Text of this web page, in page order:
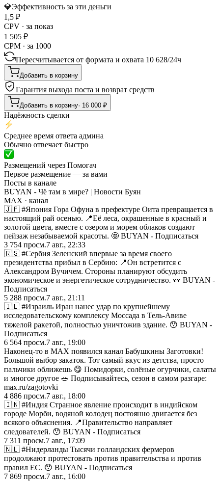
💎Эффективность за эти деньги
1,5 ₽
CPV · за показ
1 505 ₽
CPM · за 1000
Пересчитывается от формата и охвата 10 628/24ч
Добавить в корзину
Гарантия выхода поста и возврат средств
Добавить в корзину· 16 000 ₽
Надёжность сделки
Среднее время ответа админа
Обычно отвечает быстро
Размещений через Помогач
Первое размещение — за вами
Посты в канале
BUYAN - Чё там в мире? | Новости Буян
MAX · канал
🇯🇵 #Япония Гора Офуна в префектуре Оита превращается в
настоящий рай осенью. 📍Её леса, окрашенные в красный и
золотой цвета, вместе с озером и морем облаков создают
пейзаж незабываемой красоты. 🤩 BUYAN - Подписаться
3 754 просм.7 авг., 22:33
🇷🇸 #Сербия Зеленский впервые за время своего
президентства прибыл в Сербию: 📍Он встретится с
Александром Вучичем. Стороны планируют обсудить
экономическое и энергетическое сотрудничество. 👀 BUYAN -
Подписаться
5 288 просм.7 авг., 21:11
🇮🇱 #Израиль Иран нанес удар по крупнейшему
исследовательскому комплексу Моссада в Тель-Авиве
тяжелой ракетой, полностью уничтожив здание. 😯 BUYAN -
Подписаться
6 564 просм.7 авг., 19:00
Наконец-то в MAX появился канал Бабушкины Заготовки!
Большой выбор закаток. Тот самый вкус из детства, просто
пальчики оближешь 😋 Помидорки, солёные огурчики, салаты
и многое другое 🥗 Подписывайтесь, сезон в самом разгаре:
max.ru/zagotovki
4 886 просм.7 авг., 18:00
🇮🇳 #Индия Странное явление происходит в индийском
городе Морби, водяной колодец постоянно двигается без
всякого объяснения. 📍Правительство направляет
следователей. 😯 BUYAN - Подписаться
7 311 просм.7 авг., 17:09
🇳🇱 #Нидерланды Тысячи голландских фермеров
продолжают протестовать против правительства и против
правил ЕС. 😯 BUYAN - Подписаться
7 869 просм.7 авг., 16:00